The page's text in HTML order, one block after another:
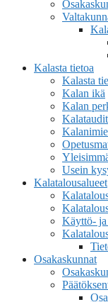
Kalasta tietoa
Kalasta
Kalan ikä
Kalan
Usein
Kalatalousalueet
Käyttö- ja
Osakaskunnat